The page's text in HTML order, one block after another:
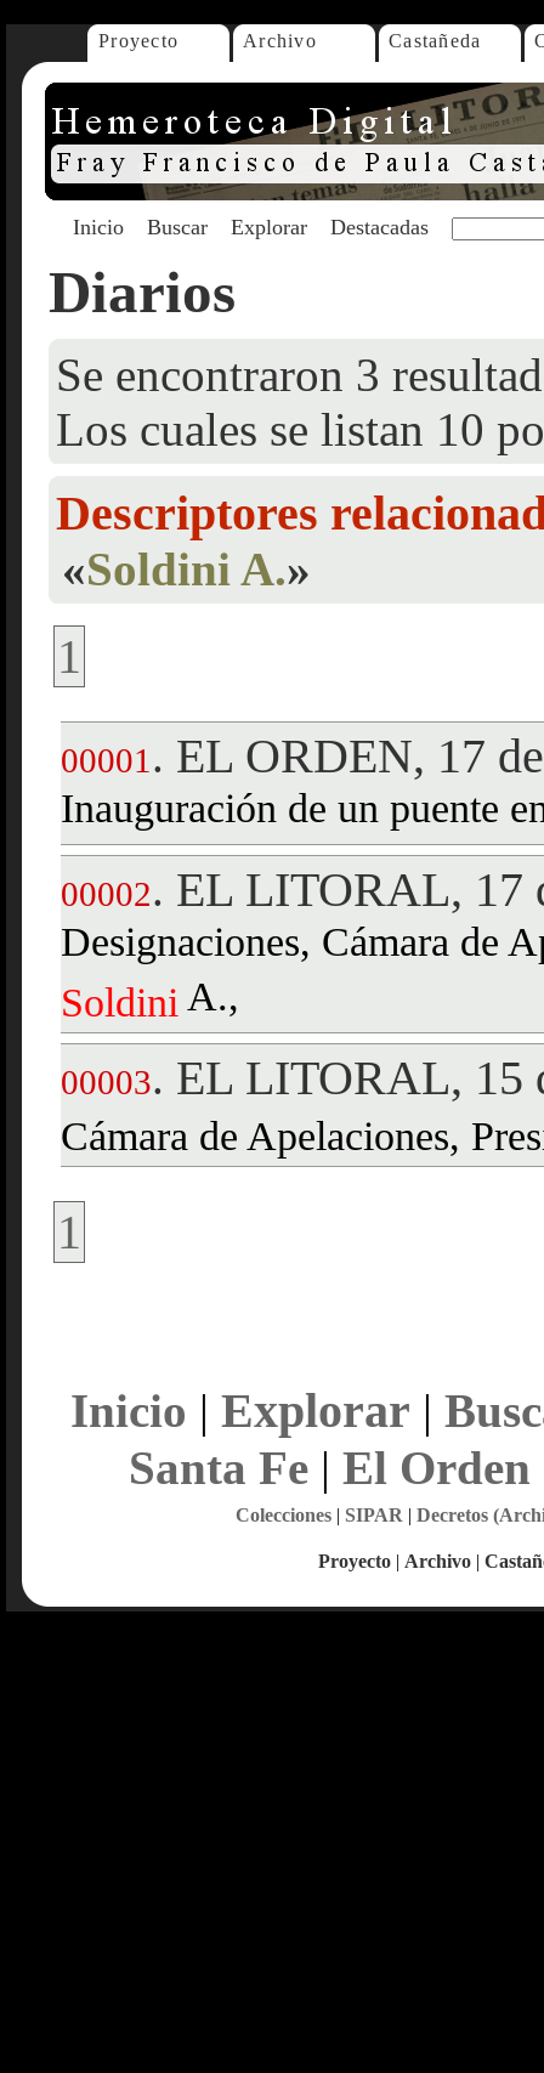
Proyecto Archivo Castañeda
Inicio Buscar Explorar Destacadas
Diarios
Se encontraron 3
Los cuales se listan 10
Descriptores
«Soldini A.»
1
00001 . EL ORDEN, 17
Inauguración de un puente
00002. EL LITORAL, 17
Designaciones, Cámara de
Soldini A.,
00003. EL LITORAL, 15
Cámara de Apelaciones,
1
Inicio | Explorar |
Santa Fe| El Orden
Colecciones| SIPAR | Decretos
Proyecto | Archivo |